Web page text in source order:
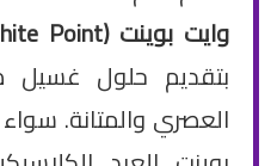
وايت بوينت (White Point)
بتقديم حلول غسيل
العصري والمتانة.